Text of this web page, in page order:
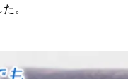
。